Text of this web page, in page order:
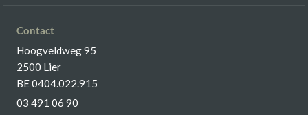
Contact
Hoogveldweg 95
2500 Lier
BE 0404.022.915
03 491 06 90